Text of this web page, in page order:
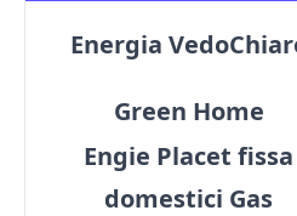
Energia
Green Home
Engie Placet fissa
domestici Gas